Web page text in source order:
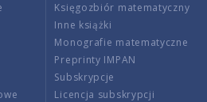
Księgozbiór matematyczny
Inne książki
Monografie matematyczne
Preprinty IMPAN
Subskrypcje
Licencja subskrypcji